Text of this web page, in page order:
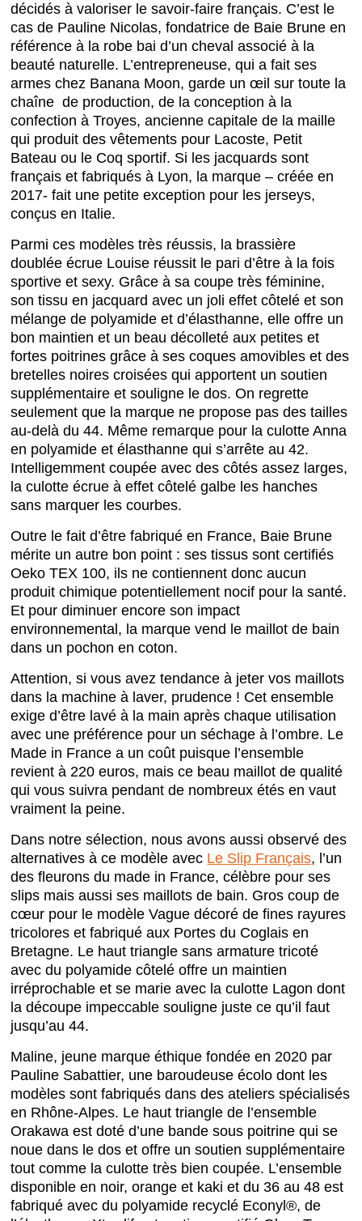
décidés à valoriser le savoir-faire français. C’est le
cas de Pauline Nicolas, fondatrice de Baie Brune en
référence à la robe bai d’un cheval associé à la
beauté naturelle. L’entrepreneuse, qui a fait ses
armes chez Banana Moon, garde un œil sur toute la
chaîne de production, de la conception à la
confection à Troyes, ancienne capitale de la maille
qui produit des vêtements pour Lacoste, Petit
Bateau ou le Coq sportif. Si les jacquards sont
français et fabriqués à Lyon, la marque – créée en
2017- fait une petite exception pour les jerseys,
conçus en Italie.
Parmi ces modèles très réussis, la brassière
doublée écrue Louise réussit le pari d’être à la fois
sportive et sexy. Grâce à sa coupe très féminine,
son tissu en jacquard avec un joli effet côtelé et son
mélange de polyamide et d’élasthanne, elle offre un
bon maintien et un beau décolleté aux petites et
fortes poitrines grâce à ses coques amovibles et des
bretelles noires croisées qui apportent un soutien
supplémentaire et souligne le dos. On regrette
seulement que la marque ne propose pas des tailles
au-delà du 44. Même remarque pour la culotte Anna
en polyamide et élasthanne qui s’arrête au 42.
Intelligemment coupée avec des côtés assez larges,
la culotte écrue à effet côtelé galbe les hanches
sans marquer les courbes.
Outre le fait d’être fabriqué en France, Baie Brune
mérite un autre bon point : ses tissus sont certifiés
Oeko TEX 100, ils ne contiennent donc aucun
produit chimique potentiellement nocif pour la santé.
Et pour diminuer encore son impact
environnemental, la marque vend le maillot de bain
dans un pochon en coton.
Attention, si vous avez tendance à jeter vos maillots
dans la machine à laver, prudence ! Cet ensemble
exige d’être lavé à la main après chaque utilisation
avec une préférence pour un séchage à l’ombre. Le
Made in France a un coût puisque l’ensemble
revient à 220 euros, mais ce beau maillot de qualité
qui vous suivra pendant de nombreux étés en vaut
vraiment la peine.
Dans notre sélection, nous avons aussi observé des
alternatives à ce modèle avec Le Slip Français, l’un
des fleurons du made in France, célèbre pour ses
slips mais aussi ses maillots de bain. Gros coup de
cœur pour le modèle Vague décoré de fines rayures
tricolores et fabriqué aux Portes du Coglais en
Bretagne. Le haut triangle sans armature tricoté
avec du polyamide côtelé offre un maintien
irréprochable et se marie avec la culotte Lagon dont
la découpe impeccable souligne juste ce qu’il faut
jusqu’au 44.
Maline, jeune marque éthique fondée en 2020 par
Pauline Sabattier, une baroudeuse écolo dont les
modèles sont fabriqués dans des ateliers spécialisés
en Rhône-Alpes. Le haut triangle de l’ensemble
Orakawa est doté d’une bande sous poitrine qui se
noue dans le dos et offre un soutien supplémentaire
tout comme la culotte très bien coupée. L’ensemble
disponible en noir, orange et kaki et du 36 au 48 est
fabriqué avec du polyamide recyclé Econyl®, de